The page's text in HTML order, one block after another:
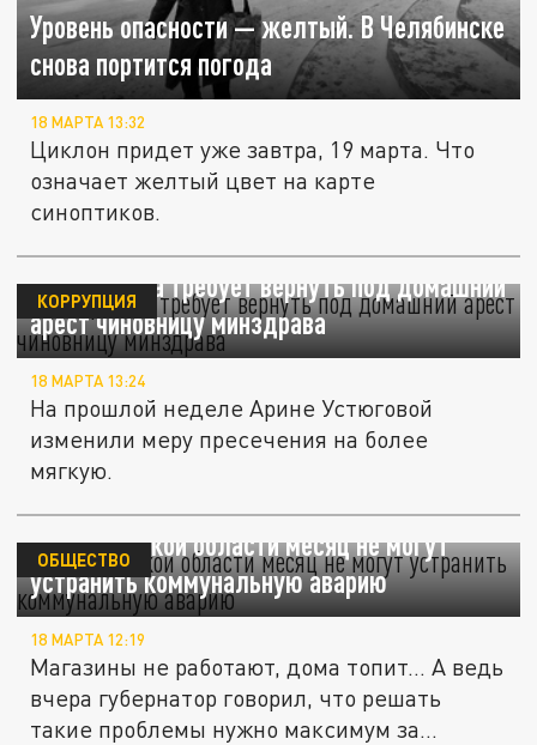
Уровень опасности — желтый. В Челябинске
снова портится погода
18 МАРТА 13:32
Циклон придет уже завтра, 19 марта. Что
означает желтый цвет на карте
синоптиков.
Прокуратура требует вернуть под домашний
арест чиновницу минздрава
КОРРУПЦИЯ
18 МАРТА 13:24
На прошлой неделе Арине Устюговой
изменили меру пресечения на более
мягкую.
В Челябинской области месяц не могут
устранить коммунальную аварию
ОБЩЕСТВО
18 МАРТА 12:19
Магазины не работают, дома топит… А ведь
вчера губернатор говорил, что решать
такие проблемы нужно максимум за...